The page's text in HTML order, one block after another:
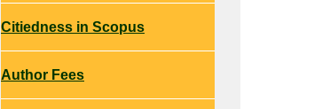
Citiedness in Scopus
Author Fees